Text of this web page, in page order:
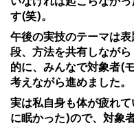
いなければ起こらなか
す(笑)。
午後の実技のテーマは
段、方法を共有しなが
的に、みんなで対象者(
考えながら進めました。
実は私自身も体が疲れ
に眠かった)ので、対象